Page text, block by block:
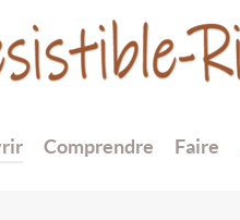
Comprendre Faire